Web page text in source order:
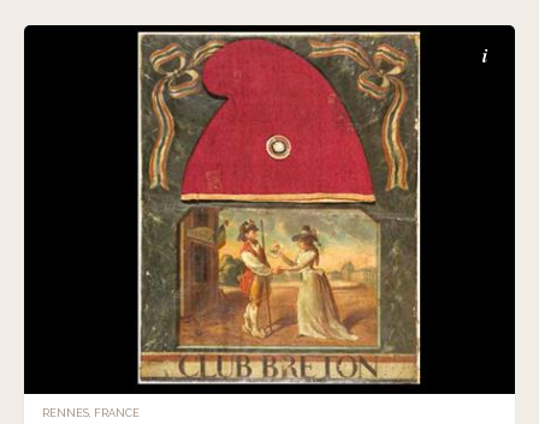
i
RENNES, FRANCE